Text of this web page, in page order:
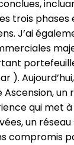
trois
J’ai
).
Ascension,
qui met
un réseau
compromis